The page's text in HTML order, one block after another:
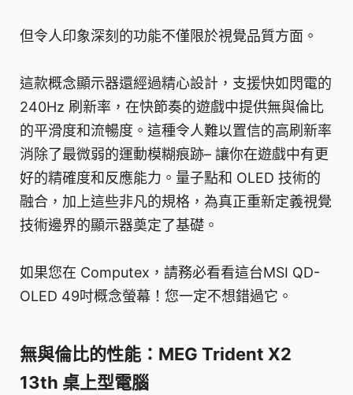
但令人印象深刻的功能不僅限於視覺品質方面。
這款概念顯示器還經過精心設計，支援快如閃電的
240Hz 刷新率，在快節奏的遊戲中提供無與倫比
的平滑度和流暢度。這種令人難以置信的高刷新率
消除了最微弱的運動模糊痕跡– 讓你在遊戲中有更
好的精確度和反應能力。量子點和 OLED 技術的
融合，加上這些非凡的規格，為真正重新定義視覺
技術邊界的顯示器奠定了基礎。
如果您在 Computex，請務必看看這台MSI QD-
OLED 49吋概念螢幕！您一定不想錯過它。
無與倫比的性能：MEG Trident X2
13th 桌上型電腦